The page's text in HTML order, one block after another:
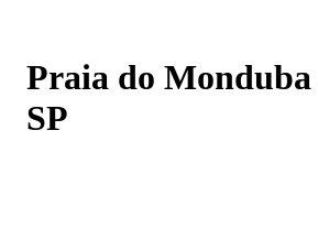
Praia do
SP